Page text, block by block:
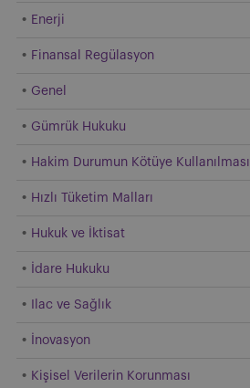
Enerji
Finansal Regülasyon
Genel
Gümrük Hukuku
Hakim Durumun Kötüye Kullanılması
Hızlı Tüketim Malları
Hukuk ve İktisat
İdare Hukuku
Ilac ve Sağlık
İnovasyon
Kişisel Verilerin Korunması